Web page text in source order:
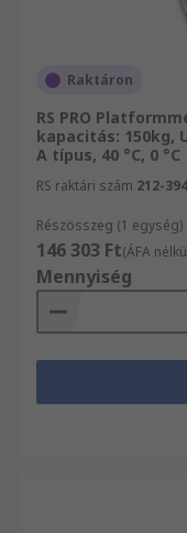
Raktáron
RS PRO
kapacitás: 150kg,
A típus, 40 °C, 0 °C
RS raktári szám 212-394
Részösszeg (1 egység)
146 303 Ft(ÁFA
Mennyiség